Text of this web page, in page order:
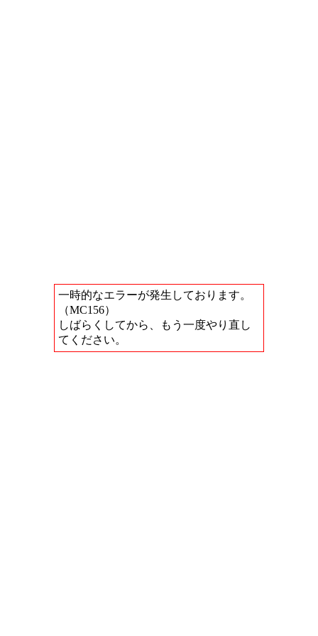
一時的なエラーが発生しております。
（MC156）
しばらくしてから、もう一度やり直し
てください。